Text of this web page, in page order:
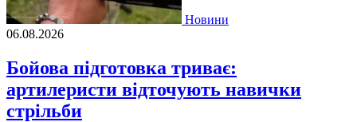
Новини
06.08.2026
Бойова підготовка триває:
артилеристи відточують навички
стрільби